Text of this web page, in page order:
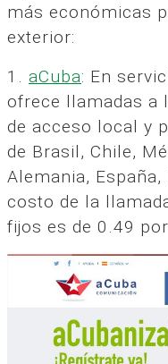
más económicas
exterior:
1. aCuba: En
ofrece llamadas a
de acceso local y
de Brasil, Chile,
Alemania,
costo de la
fijos es de 0.49